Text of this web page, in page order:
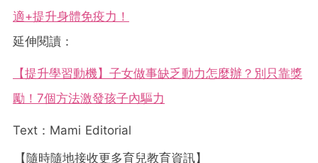
適+提升身體免疫力！
延伸閱讀：
【提升學習動機】子女做事缺乏動力怎麼辦？別只靠獎
勵！7個方法激發孩子內驅力
Text：Mami Editorial
【隨時隨地接收更多育兒教育資訊】